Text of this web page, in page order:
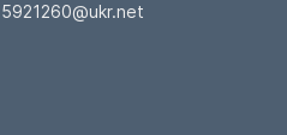
5921260@ukr.net